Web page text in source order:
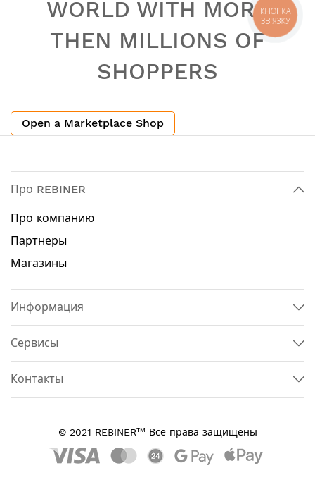
WORLD WITH MORE
THEN MILLIONS OF
SHOPPERS
Open a Marketplace Shop
Про REBINER
Про компанию
Партнеры
Магазины
Информация
Сервисы
Контакты
© 2021 REBINERтм Все права защищены
КНОПКА
ЗВ'ЯЗКУ